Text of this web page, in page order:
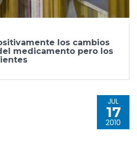
los cambios
medicamento pero los
JUL
17
2010